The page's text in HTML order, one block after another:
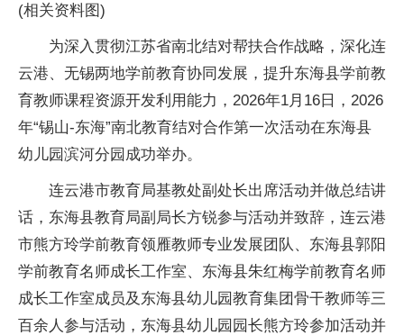
(相关资料图)
为深入贯彻江苏省南北结对帮扶合作战略，深化连
云港、无锡两地学前教育协同发展，提升东海县学前教
育教师课程资源开发利用能力，2026年1月16日，2026
年“锡山-东海”南北教育结对合作第一次活动在东海县
幼儿园滨河分园成功举办。
连云港市教育局基教处副处长出席活动并做总结讲
话，东海县教育局副局长方锐参与活动并致辞，连云港
市熊方玲学前教育领雁教师专业发展团队、东海县郭阳
学前教育名师成长工作室、东海县朱红梅学前教育名师
成长工作室成员及东海县幼儿园教育集团骨干教师等三
百余人参与活动，东海县幼儿园园长熊方玲参加活动并